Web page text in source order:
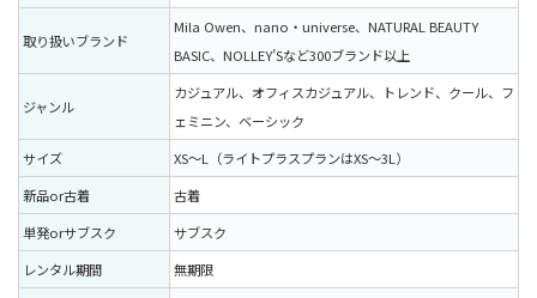
取り扱いブランド
Mila Owen、nano・universe、NATURAL BEAUTY
BASIC、NOLLEY’Sなど300ブランド以上
ジャンル
カジュアル、オフィスカジュアル、トレンド、クール、フ
ェミニン、ベーシック
サイズ
XS〜L（ライトプラスプランはXS〜3L）
新品or古着
古着
単発orサブスク
サブスク
レンタル期間
無期限